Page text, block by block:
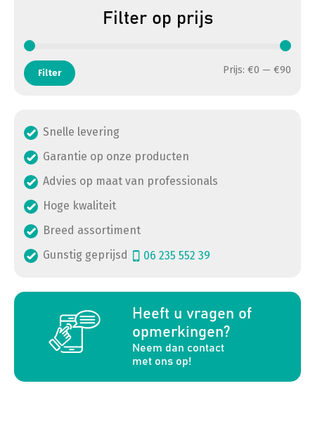
Filter op prijs
Filter Prijs: €0 — €90
Snelle levering
Garantie op onze producten
Advies op maat van professionals
Hoge kwaliteit
Breed assortiment
Gunstig geprijsd
06 235 552 39
Heeft u vragen of
opmerkingen?
Neem dan contact
met ons op!
a